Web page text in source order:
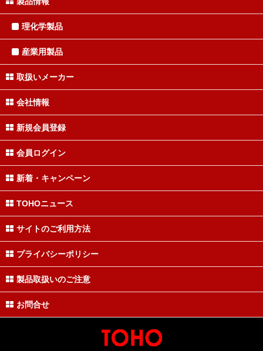
理化学製品
産業用製品
取扱いメーカー
会社情報
新規会員登録
会員ログイン
新着・キャンペーン
TOHOニュース
サイトのご利用方法
プライバシーポリシー
製品取扱いのご注意
お問合せ